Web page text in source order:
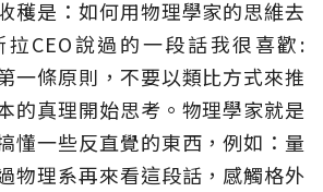
穫是：如何用物理學家的思維去
CEO說過的一段話我很喜歡:
一條原則，不要以類比方式來推
的真理開始思考。物理學家就是
懂一些反直覺的東西，例如：量
物理系再來看這段話，感觸格外